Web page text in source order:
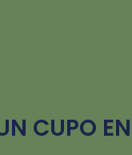
CUPO EN